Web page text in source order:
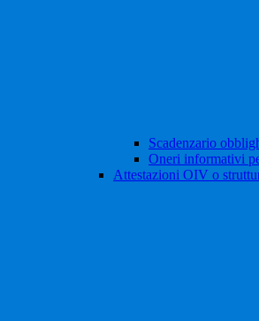
Scadenzario
Oneri informativi
Attestazioni OIV o